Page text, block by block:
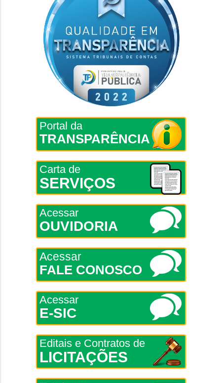
Portal da
TRANSPARÊNCIA
Carta de
SERVIÇOS
Acessar
OUVIDORIA
Acessar
FALE CONOSCO
Acessar
E-SIC
Editais e Contratos de
LICITAÇÕES